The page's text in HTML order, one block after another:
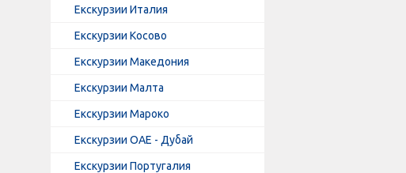
Екскурзии Италия
Екскурзии Косово
Екскурзии Македония
Екскурзии Малта
Екскурзии Мароко
Екскурзии ОАЕ - Дубай
Екскурзии Португалия